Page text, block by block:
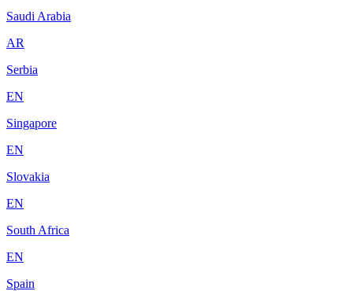
Saudi Arabia
AR
Serbia
EN
Singapore
EN
Slovakia
EN
South Africa
EN
Spain